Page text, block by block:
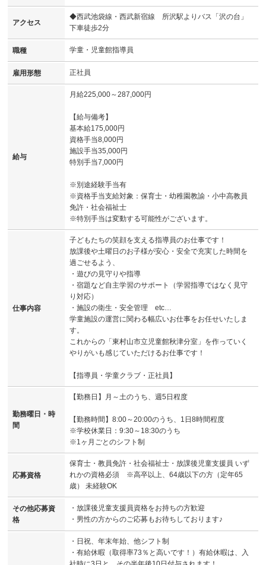
アクセス
◆西武池袋線・西武新宿線 所沢駅よりバス「沢の台」
下車徒歩2分
職種 学童・児童館指導員
雇用形態 正社員
給与
月給225,000～287,000円
【給与備考】
基本給175,000円
資格手当8,000円
施設手当35,000円
特別手当7,000円
※別途経験手当有
※資格手当支給対象：保育士・幼稚園教諭・小中高教員
免許・社会福祉士
※特別手当は変動する可能性がございます。
仕事内容
子どもたちの笑顔を支える指導員のお仕事です！
放課後や土曜日のお子様が安心・安全で充実した時間を
過ごせるよう、
・遊びの見守りや指導
・宿題など自主学習のサポート（学習指導ではなく見守
り対応）
・施設の衛生・安全管理 etc…
学童施設の運営に関わる幅広いお仕事をお任せいたしま
す。
これからの「東村山市立児童館秋津分室」を作っていく
やりがいも感じていただけるお仕事です！
【指導員・学童クラブ・正社員】
勤務曜日・時
間
【勤務日】月～土のうち、週5日程度
【勤務時間】8:00～20:00のうち、1日8時間程度
※学校休業日：9:30～18:30のうち
※1ヶ月ごとのシフト制
応募資格
保育士・教員免許・社会福祉士・放課後児童支援員 いず
れかの資格必須 ※高卒以上、64歳以下の方（定年65
歳） 未経験OK
その他応募資
格
・放課後児童支援員資格をお持ちの方歓迎
・男性の方からのご応募もお待ちしております♪
・日祝、年末年始、他シフト制
・有給休暇（取得率73％と高いです！）有給休暇は、入